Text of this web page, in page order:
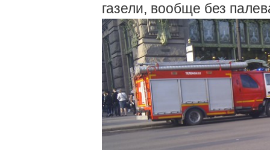
газели, вообще без